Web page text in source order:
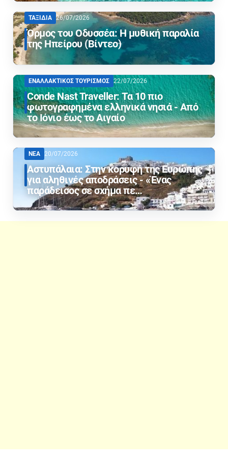
ΤΑΞΙΔΙΑ 26/07/2026
Όρμος του Οδυσσέα: Η μυθική παραλία
της Ηπείρου (Βίντεο)
ΕΝΑΛΛΑΚΤΙΚΟΣ ΤΟΥΡΙΣΜΟΣ 22/07/2026
Conde Nast Traveller: Τα 10 πιο
φωτογραφημένα ελληνικά νησιά - Από
το Ιόνιο έως το Αιγαίο
ΝΕΑ 20/07/2026
Αστυπάλαια: Στην κορυφή της Ευρώπης
για αληθινές αποδράσεις - «Ένας
παράδεισος σε σχήμα πε…